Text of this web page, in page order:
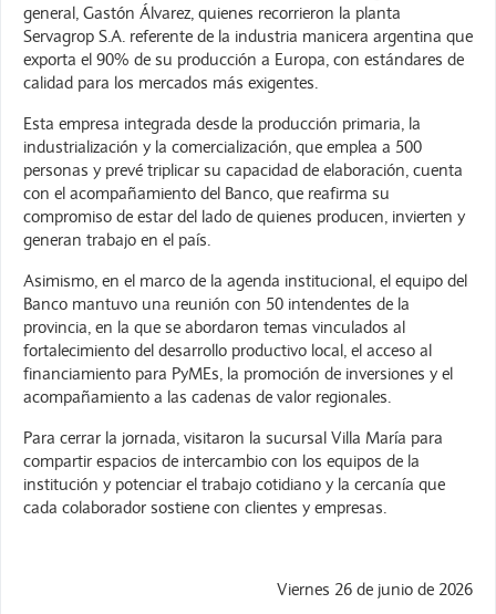
general, Gastón Álvarez, quienes recorrieron la planta
Servagrop S.A. referente de la industria manicera argentina que
exporta el 90% de su producción a Europa, con estándares de
calidad para los mercados más exigentes.
Esta empresa integrada desde la producción primaria, la
industrialización y la comercialización, que emplea a 500
personas y prevé triplicar su capacidad de elaboración, cuenta
con el acompañamiento del Banco, que reafirma su
compromiso de estar del lado de quienes producen, invierten y
generan trabajo en el país.
Asimismo, en el marco de la agenda institucional, el equipo del
Banco mantuvo una reunión con 50 intendentes de la
provincia, en la que se abordaron temas vinculados al
fortalecimiento del desarrollo productivo local, el acceso al
financiamiento para PyMEs, la promoción de inversiones y el
acompañamiento a las cadenas de valor regionales.
Para cerrar la jornada, visitaron la sucursal Villa María para
compartir espacios de intercambio con los equipos de la
institución y potenciar el trabajo cotidiano y la cercanía que
cada colaborador sostiene con clientes y empresas.
Viernes 26 de junio de 2026